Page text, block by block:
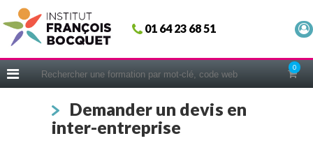
01 64 23 68 51
0
Fermer
ACCUEIL
CERIFICATIONS
INTRAS | SUR-MESURE
COACHING
Demander un devis en
inter-entreprise